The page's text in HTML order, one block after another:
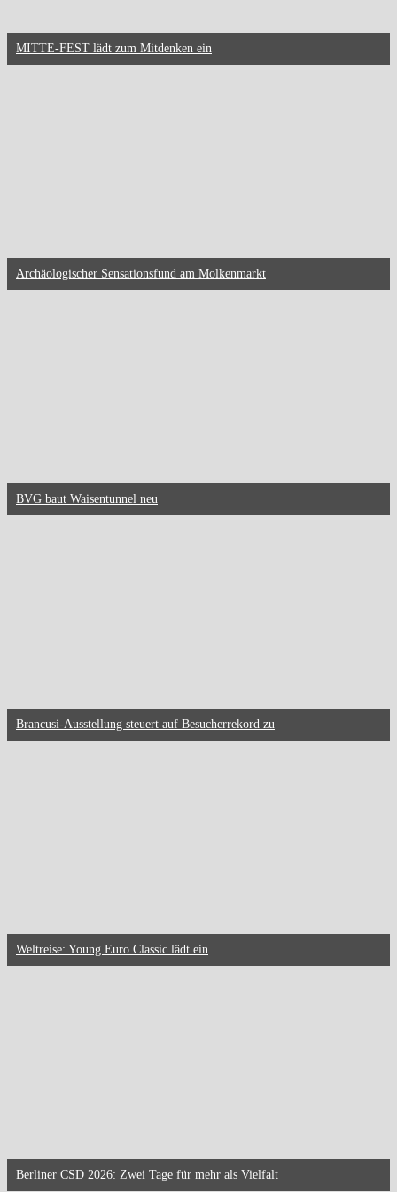
MITTE-FEST lädt zum Mitdenken ein
Archäologischer Sensationsfund am Molkenmarkt
BVG baut Waisentunnel neu
Brancusi-Ausstellung steuert auf Besucherrekord zu
Weltreise: Young Euro Classic lädt ein
Berliner CSD 2026: Zwei Tage für mehr als Vielfalt